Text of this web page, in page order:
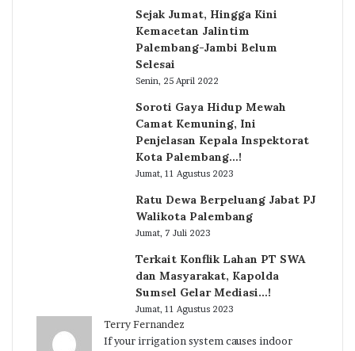
Sejak Jumat, Hingga Kini
Kemacetan Jalintim
Palembang-Jambi Belum
Selesai
Senin, 25 April 2022
Soroti Gaya Hidup Mewah
Camat Kemuning, Ini
Penjelasan Kepala Inspektorat
Kota Palembang…!
Jumat, 11 Agustus 2023
Ratu Dewa Berpeluang Jabat PJ
Walikota Palembang
Jumat, 7 Juli 2023
Terkait Konflik Lahan PT SWA
dan Masyarakat, Kapolda
Sumsel Gelar Mediasi…!
Jumat, 11 Agustus 2023
Terry Fernandez
If your irrigation system causes indoor